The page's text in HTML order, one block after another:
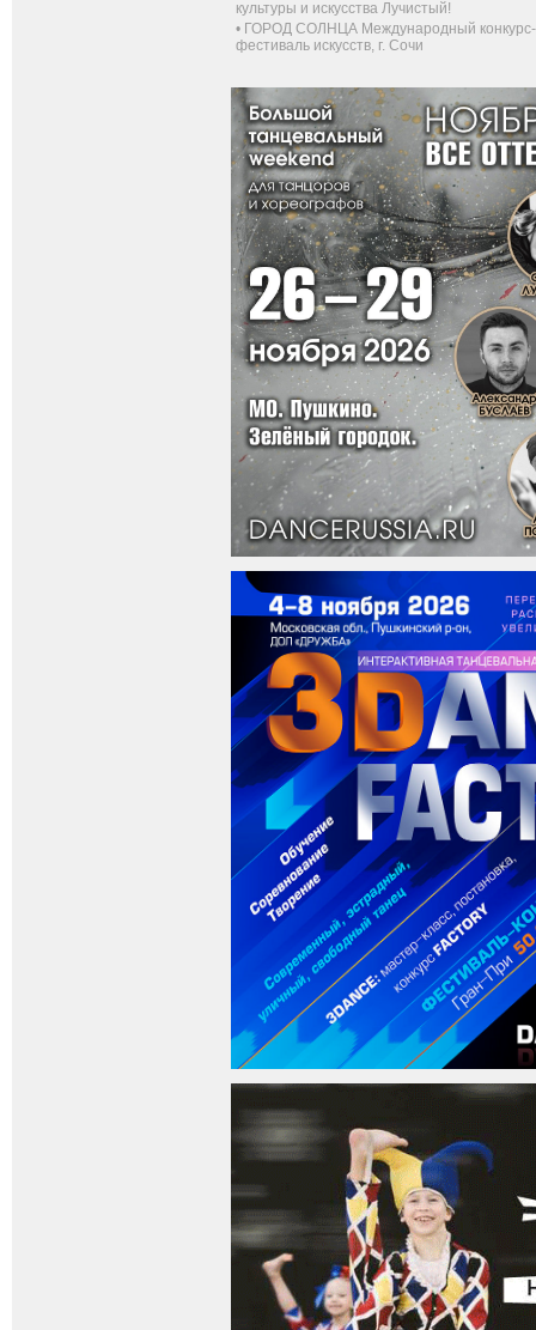
культуры и искусства Лучистый!
• ГОРОД СОЛНЦА Международный конкурс-
фестиваль искусств, г. Сочи